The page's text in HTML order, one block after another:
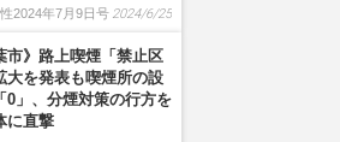
2024年7月9日号 2024/6/25
市》路上喫煙「禁止区
大を発表も喫煙所の設
0」、分煙対策の行方を
に直撃